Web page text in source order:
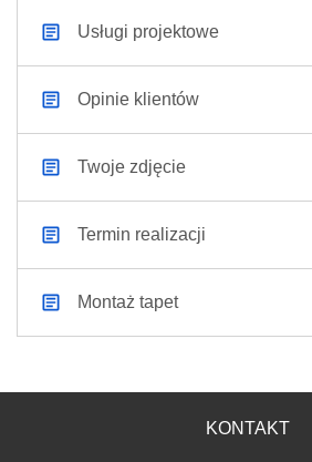
Usługi projektowe
Opinie klientów
Twoje zdjęcie
Termin realizacji
Montaż tapet
KONTAKT